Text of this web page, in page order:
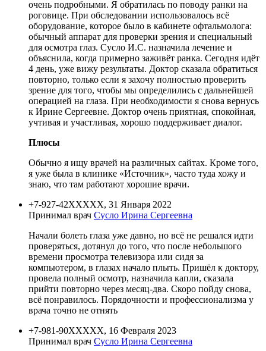
очень подробными. Я обратилась по поводу ранки на
роговице. При обследовании использовалось всё
оборудование, которое было в кабинете офтальмолога:
обычный аппарат для проверки зрения и специальный
для осмотра глаз. Сусло И.С. назначила лечение и
объяснила, когда примерно заживёт ранка. Сегодня идёт
4 день, уже вижу результаты. Доктор сказала обратиться
повторно, только если я захочу полностью проверить
зрение для того, чтобы мы определились с дальнейшей
операцией на глаза. При необходимости я снова вернусь
к Ирине Сергеевне. Доктор очень приятная, спокойная,
учтивая и участливая, хорошо поддерживает диалог.
Плюсы
Обычно я ищу врачей на различных сайтах. Кроме того,
я уже была в клинике «Источник», часто туда хожу и
знаю, что там работают хорошие врачи.
+7-927-42XXXXX, 31 Января 2022
Принимал врач Сусло Ирина Сергеевна
Начали болеть глаза уже давно, но всё не решался идти
проверяться, дотянул до того, что после небольшого
времени просмотра телевизора или сидя за
компьютером, в глазах начало плыть. Пришёл к доктору,
провела полный осмотр, назначила капли, сказала
прийти повторно через месяц-два. Скоро пойду снова,
всё понравилось. Порядочности и профессионализма у
врача точно не отнять
+7-981-90XXXXX, 16 Февраля 2023
Принимал врач Сусло Ирина Сергеевна